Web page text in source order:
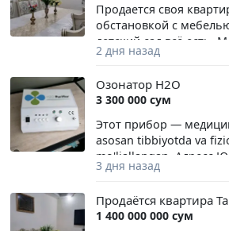
Продается своя
обстановкой с
детский сад всё есть.
2 дня назад
Озонатор H2O
3 300 000 сум
Этот прибор —
asosan tibbiyotda va
mo'ljallangan. Адресс
3 дня назад
Продаётся квартира
1 400 000 000 сум